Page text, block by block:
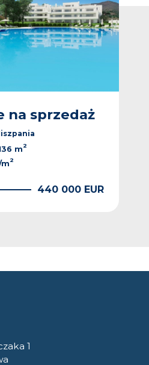
na sprzedaż
m2
m2
440 000 EUR
1